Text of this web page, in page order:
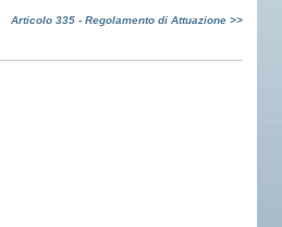
Articolo 335 - Regolamento di Attuazione >>